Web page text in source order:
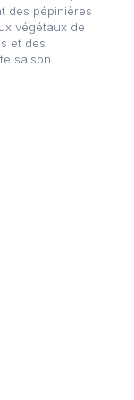
des pépinières
végétaux de
et des
saison.